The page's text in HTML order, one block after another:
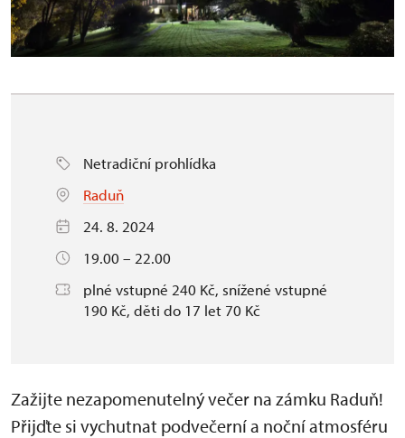
Netradiční prohlídka
Raduň
24. 8. 2024
19.00 – 22.00
plné vstupné 240 Kč, snížené vstupné
190 Kč, děti do 17 let 70 Kč
Zažijte nezapomenutelný večer na zámku Raduň!
Přijďte si vychutnat podvečerní a noční atmosféru